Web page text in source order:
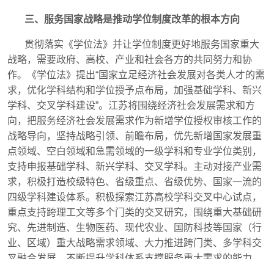
三、服务国家战略是推动学位制度改革的根本方向
贯彻落实《学位法》并让学位制度更好地服务国家重大
战略，需要政府、高校、产业和社会各方的共同努力和协
作。《学位法》提出“国家立足经济社会发展对各类人才的需
求，优化学科结构和学位授予点布局，加强基础学科、新兴
学科、交叉学科建设”。江苏将围绕经济社会发展需求和方
向，把服务经济社会发展需求作为新增学位授权审核工作的
战略导向，坚持战略引领、前瞻布局，优先新增国家发展重
点领域、空白领域和急需领域的一级学科和专业学位类别，
支持申报基础学科、新兴学科、交叉学科。主动对接产业需
求，积极打造校级特色、省级重点、省级优势、国家一流的
四级学科建设体系。积极探索江苏高校学科交叉中心试点，
重点支持跨理工文等多个门类的交叉研究，围绕重大基础研
究、先进制造、生物医药、现代农业、国防科技等国家（行
业、区域）重大战略需求领域、大力推进跨门类、多学科交